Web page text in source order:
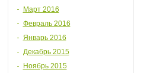
Март 2016
Февраль 2016
Январь 2016
Декабрь 2015
Ноябрь 2015